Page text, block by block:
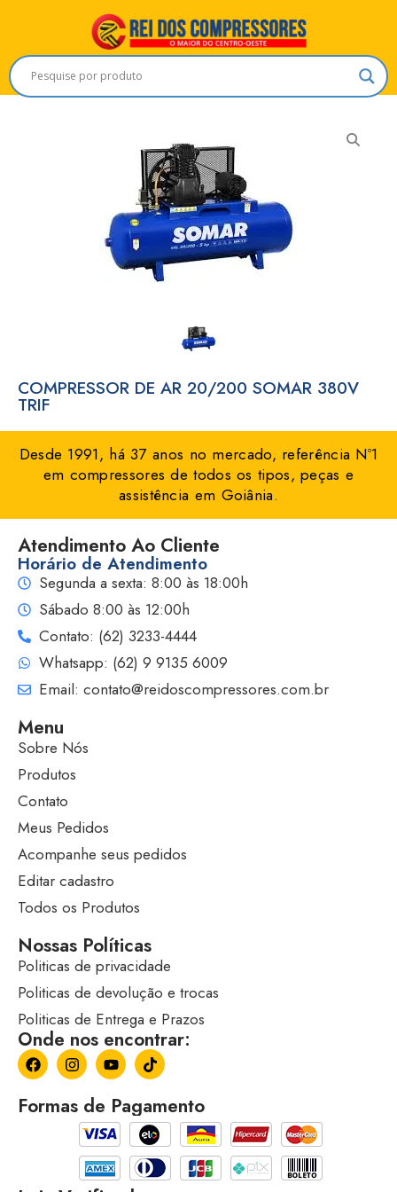
COMPRESSOR DE AR 20/200 SOMAR 380V
TRIF
Desde 1991, há 37 anos no mercado, referência Nº1
em compressores de todos os tipos, peças e
assistência em Goiânia.
Atendimento Ao Cliente
Horário de Atendimento
Segunda a sexta: 8:00 às 18:00h
Sábado 8:00 às 12:00h
Contato: (62) 3233-4444
Whatsapp: (62) 9 9135 6009
Email: contato@reidoscompressores.com.br
Menu
Sobre Nós
Produtos
Contato
Meus Pedidos
Acompanhe seus pedidos
Editar cadastro
Todos os Produtos
Nossas Políticas
Politicas de privacidade
Politicas de devolução e trocas
Politicas de Entrega e Prazos
Onde nos encontrar:
Formas de Pagamento